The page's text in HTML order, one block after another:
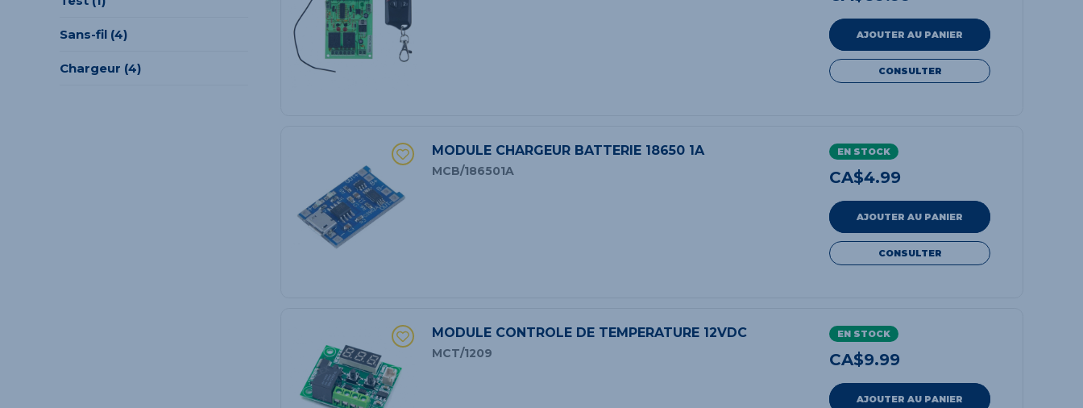
Sans-fil (4)
Chargeur (4)
AJOUTER AU PANIER
CONSULTER
MODULE CHARGEUR BATTERIE 18650 1A
MCB/186501A
EN STOCK
CA$4.99
AJOUTER AU PANIER
CONSULTER
MODULE CONTROLE DE TEMPERATURE 12VDC
MCT/1209
EN STOCK
CA$9.99
AJOUTER AU PANIER